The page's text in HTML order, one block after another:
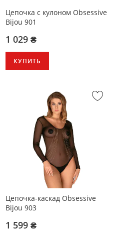
Цепочка с кулоном Obsessive
Bijou 901
1 029 ₴
КУПИТЬ
Цепочка-каскад Obsessive
Bijou 903
1 599 ₴